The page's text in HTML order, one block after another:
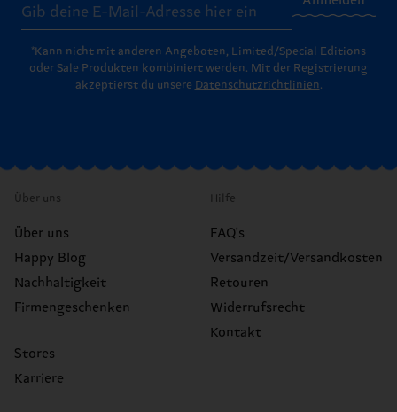
*Kann nicht mit anderen Angeboten, Limited/Special Editions
oder Sale Produkten kombiniert werden. Mit der Registrierung
akzeptierst du unsere Datenschutzrichtlinien.
Über uns
Über uns
Happy Blog
Nachhaltigkeit
Firmengeschenken
Stores
Karriere
Hilfe
FAQ's
Versandzeit/Versandkosten
Retouren
Widerrufsrecht
Kontakt